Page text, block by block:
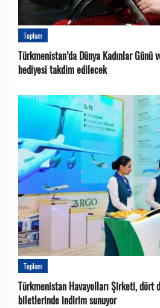
Toplum
Türkmenistan’da Dünya Kadınlar Günü
hediyesi takdim edilecek
Toplum
Türkmenistan Havayolları Şirketi, dört
biletlerinde indirim sunuyor